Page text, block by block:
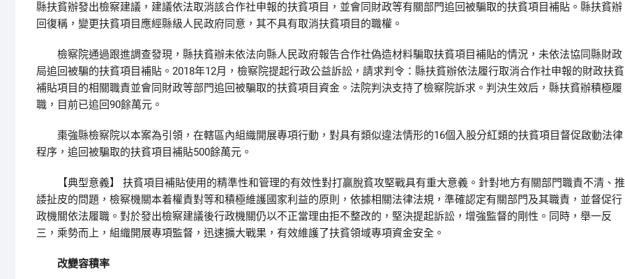
縣扶貧辦發出檢察建議，建議依法取消該合作社申報的扶貧項目，並會同財政等有關部門追回被騙取的扶貧項目補貼。縣扶貧辦
回復稱，變更扶貧項目應經縣級人民政府同意，其不具有取消扶貧項目的職權。
檢察院通過跟進調查發現，縣扶貧辦未依法向縣人民政府報告合作社偽造材料騙取扶貧項目補貼的情況，未依法協同縣財政
局追回被騙的扶貧項目補貼。2018年12月，檢察院提起行政公益訴訟，請求判令：縣扶貧辦依法履行取消合作社申報的財政扶貧
補貼項目的相關職責並會同財政等部門追回被騙取的扶貧項目資金。法院判決支持了檢察院訴求。判決生效后，縣扶貧辦積極履
職，目前已追回90餘萬元。
棗強縣檢察院以本案為引領，在轄區內組織開展專項行動，對具有類似違法情形的16個入股分紅類的扶貧項目督促啟動法律
程序，追回被騙取的扶貧項目補貼500餘萬元。
【典型意義】 扶貧項目補貼使用的精準性和管理的有效性對打贏脫貧攻堅戰具有重大意義。針對地方有關部門職責不清、推
諉扯皮的問題，檢察機關本着權責對等和積極維護國家利益的原則，依據相關法律法規，準確認定有關部門及其職責，並督促行
政機關依法履職。對於發出檢察建議後行政機關仍以不正當理由拒不整改的，堅決提起訴訟，增強監督的剛性。同時，舉一反
三，乘勢而上，組織開展專項監督，迅速擴大戰果，有效維護了扶貧領域專項資金安全。
改變容積率